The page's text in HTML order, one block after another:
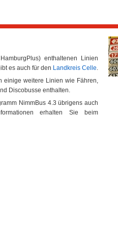
enthaltenen Linien
es auch für den Landkreis Celle.
einige weitere Linien wie Fähren,
Discobusse enthalten.
NimmBus 4.3 übrigens auch
erhalten Sie beim